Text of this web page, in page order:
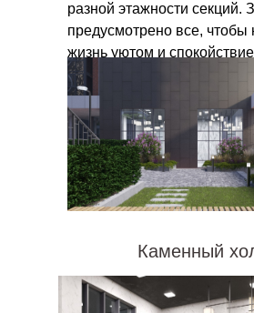
разной этажности секций.
предусмотрено все, чтобы
жизнь уютом и
Каменный